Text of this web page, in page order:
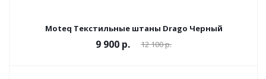
Moteq Текстильные штаны Drago Черный
9 900 р. 12 100 р.